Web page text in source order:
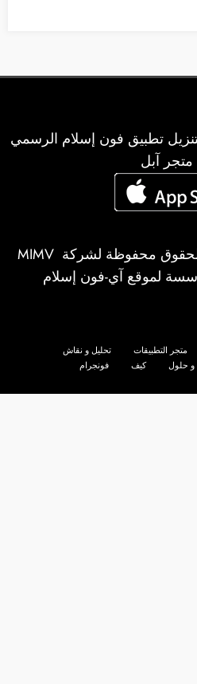
تطبيق فون إسلام الرسمي
آبل
MIMV
لموقع آي-فون إسلام
متجر التطبيقات
تحليل و نقاش
حلول كيف فونجرام